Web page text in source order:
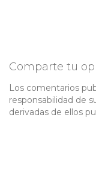
Comparte tu
Los comentarios
responsabilidad de
derivadas de ellos